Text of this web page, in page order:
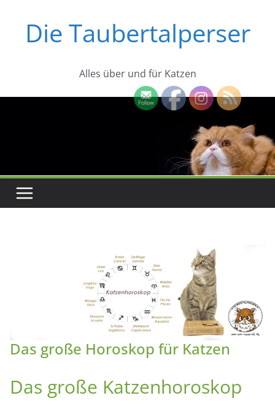
springenDie Taubertalperser
Alles über und für Katzen
Das große Horoskop für Katzen
Das große Katzenhoroskop